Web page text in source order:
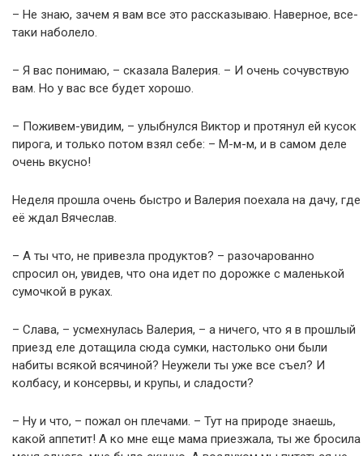
– Не знаю, зачем я вам все это рассказываю. Наверное, все-
таки наболело.
– Я вас понимаю, – сказала Валерия. – И очень сочувствую
вам. Но у вас все будет хорошо.
– Поживем-увидим, – улыбнулся Виктор и протянул ей кусок
пирога, и только потом взял себе: – М-м-м, и в самом деле
очень вкусно!
Неделя прошла очень быстро и Валерия поехала на дачу, где
её ждал Вячеслав.
– А ты что, не привезла продуктов? – разочарованно
спросил он, увидев, что она идет по дорожке с маленькой
сумочкой в руках.
– Слава, – усмехнулась Валерия, – а ничего, что я в прошлый
приезд еле дотащила сюда сумки, настолько они были
набиты всякой всячиной? Неужели ты уже все съел? И
колбасу, и консервы, и крупы, и сладости?
– Ну и что, – пожал он плечами. – Тут на природе знаешь,
какой аппетит! А ко мне еще мама приезжала, ты же бросила